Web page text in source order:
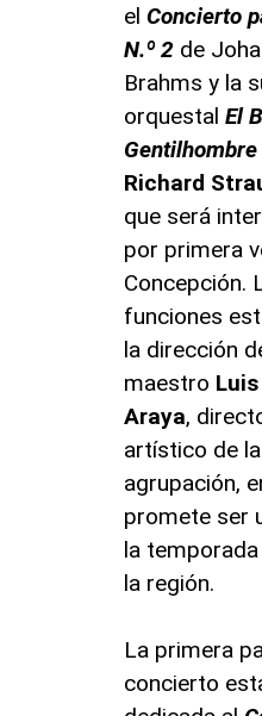
el Concierto
N.º 2 de
Brahms y la
orquestal El
Gentilhombre
Richard
que será
por primera
Concepción.
funciones
la dirección
maestro
Araya,
artístico de la
agrupación,
promete ser
la
la región.
La primera
concierto